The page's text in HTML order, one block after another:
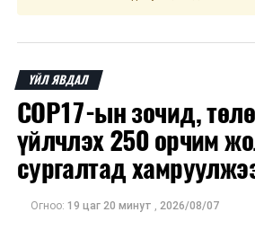
ҮЙЛ ЯВДАЛ
COP17-ын зочид,
үйлчлэх 250 орчим
сургалтад
Огноо: 19 цаг 20 минут , 2026/08/07